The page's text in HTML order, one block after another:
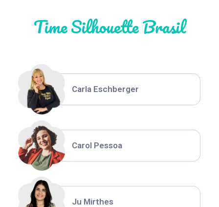
Time Silhouette Brasil
Thiara Ney
Carla Eschberger
Carol Pessoa
Ju Mirthes